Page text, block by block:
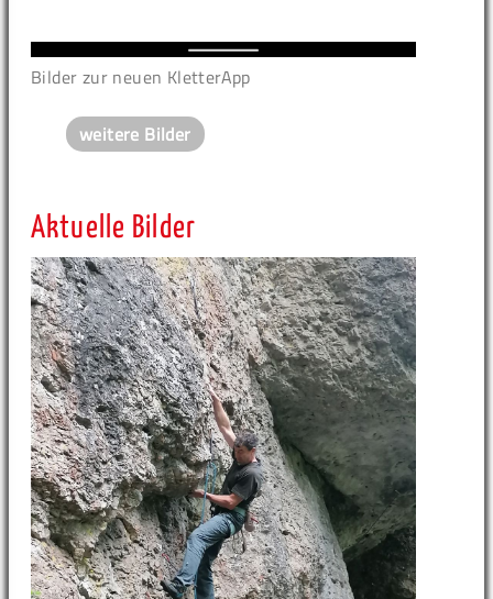
Bilder zur neuen KletterApp
weitere Bilder
Aktuelle Bilder